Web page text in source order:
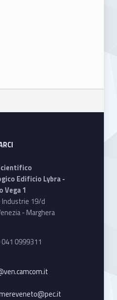
Edificio Lybra -
Vega 1
Industrie 19/d
- Marghera
0999311